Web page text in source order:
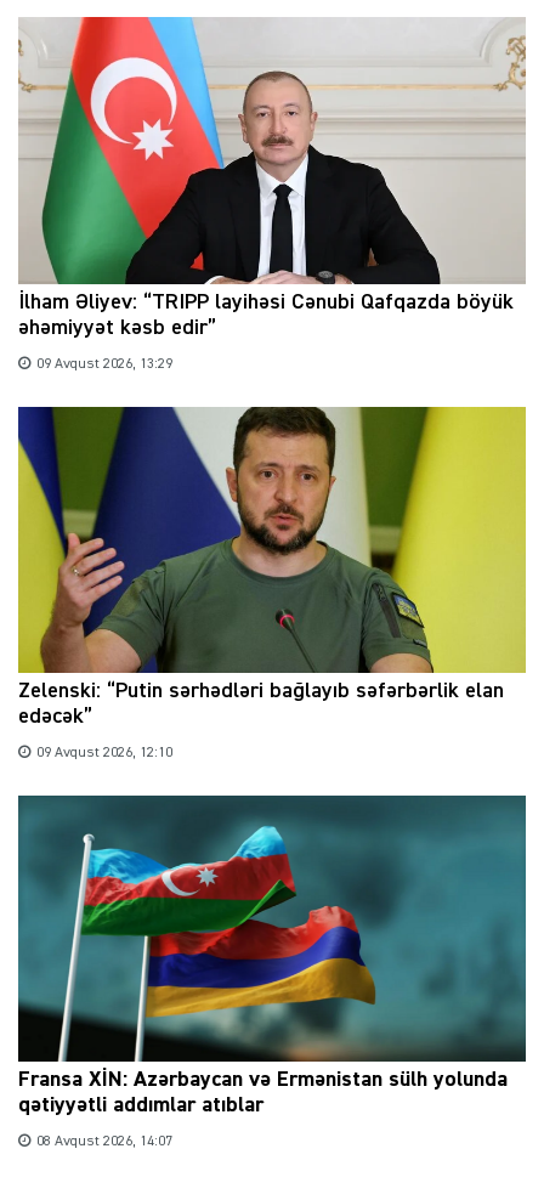
İlham Əliyev: “TRIPP layihəsi Cənubi Qafqazda böyük
əhəmiyyət kəsb edir”
09 Avqust 2026, 13:29
Zelenski: “Putin sərhədləri bağlayıb səfərbərlik elan
edəcək”
09 Avqust 2026, 12:10
Fransa XİN: Azərbaycan və Ermənistan sülh yolunda
qətiyyətli addımlar atıblar
08 Avqust 2026, 14:07